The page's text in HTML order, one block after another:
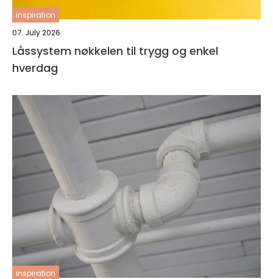
inspiration
07. July 2026
Låssystem nøkkelen til trygg og enkel
hverdag
inspiration